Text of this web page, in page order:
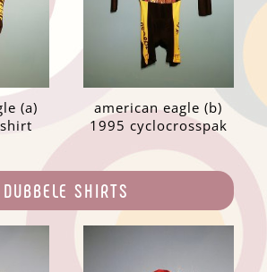
(a)
american eagle (b)
1995 cyclocrosspak
DUBBELE SHIRTS